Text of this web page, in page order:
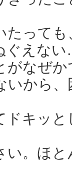
たって
ぐえな
がなぜ
いから
ドキッ
い。ほ